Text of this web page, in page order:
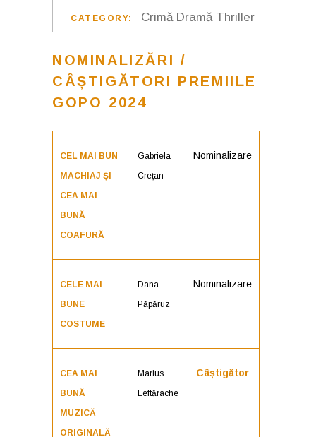
CATEGORY: Crimă Dramă Thriller
NOMINALIZĂRI /
CÂȘTIGĂTORI PREMIILE
GOPO 2024
CEL MAI BUN
MACHIAJ ȘI
CEA MAI
BUNĂ
COAFURĂ
Gabriela
Crețan
Nominalizare
CELE MAI
BUNE
COSTUME
Dana
Păpăruz
Nominalizare
CEA MAI
BUNĂ
MUZICĂ
ORIGINALĂ
Marius
Leftărache
Câștigător